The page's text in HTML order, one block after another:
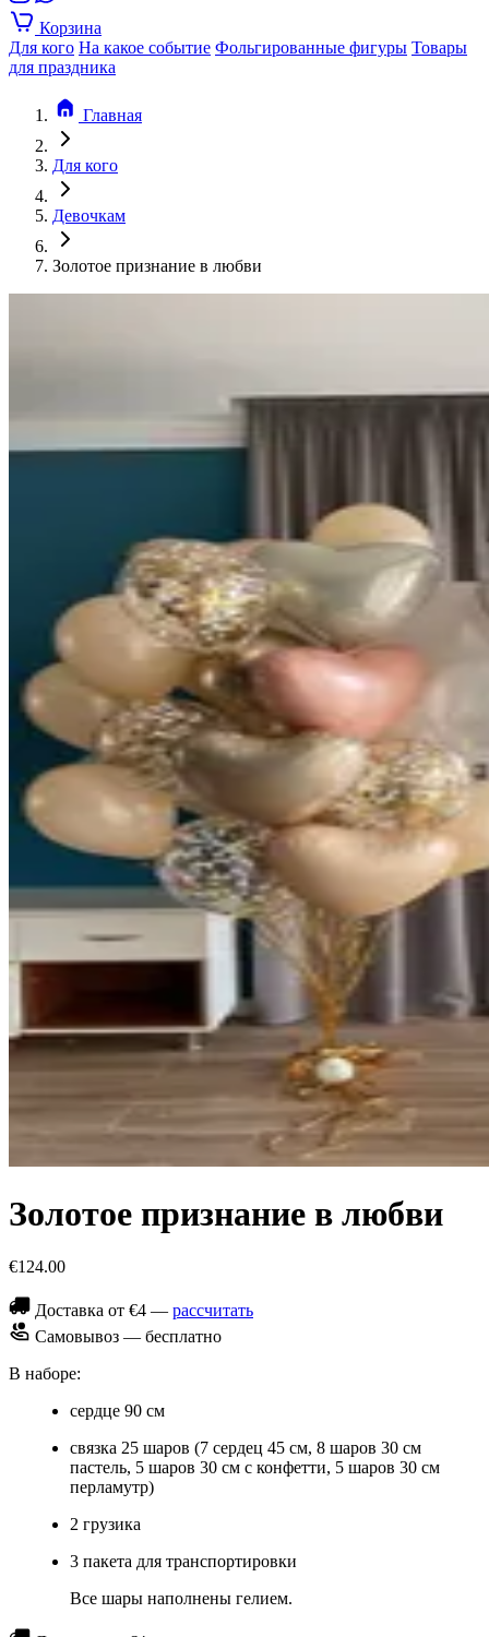
Корзина
Для кого На какое событие Фольгированные фигуры Товары
для праздника
Главная
Для кого
Девочкам
Золотое признание в любви
Золотое признание в любви
€124.00
Доставка от €4 — рассчитать
Самовывоз — бесплатно
В наборе:
сердце 90 см
связка 25 шаров (7 сердец 45 см, 8 шаров 30 см
пастель, 5 шаров 30 см с конфетти, 5 шаров 30 см
перламутр)
2 грузика
3 пакета для транспортировки
Все шары наполнены гелием.